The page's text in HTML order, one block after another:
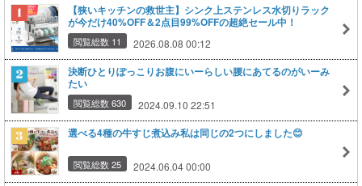
【狭いキッチンの救世主】シンク上ステンレス水切りラック
が今だけ40%OFF＆2点目99%OFFの超絶セール中！
閲覧総数 11 2026.08.08 00:12
決断ひとりぽっこりお腹にいーらしい腰にあてるのがいーみ
たい
閲覧総数 630 2024.09.10 22:51
選べる4種の牛すじ煮込み私は同じの2つにしました😊
閲覧総数 25 2024.06.04 00:00